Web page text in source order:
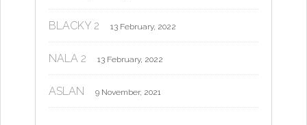
BLACKY 2 13 February, 2022
NALA 2 13 February, 2022
ASLAN 9 November, 2021